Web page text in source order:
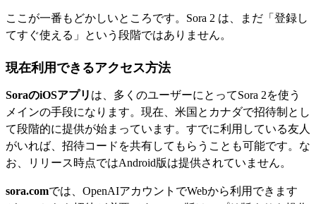
ここが一番もどかしいところです。Sora 2 は、まだ「登録し
てすぐ使える」という段階ではありません。
現在利用できるアクセス方法
SoraのiOSアプリ は、多くのユーザーにとってSora 2を使う
メインの手段になります。現在、米国とカナダで招待制とし
て段階的に提供が始まっています。すでに利用している友人
がいれば、招待コードを共有してもらうことも可能です。な
お、リリース時点ではAndroid版は提供されていません。
sora.comでは、OpenAIアカウントでWebから利用できます